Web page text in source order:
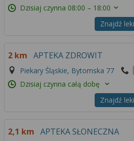
Dzisiaj czynna 08:00 – 18:00
Znajdź
2 km APTEKA ZDROWIT
Piekary Śląskie, Bytomska 77
Dzisiaj czynna całą dobę
Znajdź
2,1 km APTEKA SŁONECZNA